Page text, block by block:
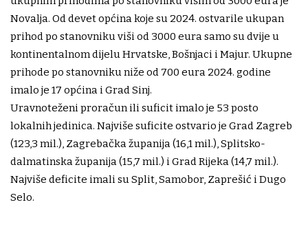
Novalja. Od devet općina koje su 2024. ostvarile ukupan
prihod po stanovniku viši od 3000 eura samo su dvije u
kontinentalnom dijelu Hrvatske, Bošnjaci i Majur. Ukupne
prihode po stanovniku niže od 700 eura 2024. godine
imalo je 17 općina i Grad Sinj.
Uravnoteženi proračun ili suficit imalo je 53 posto
lokalnih jedinica. Najviše suficite ostvario je Grad Zagreb
(123,3 mil.), Zagrebačka županija (16,1 mil.), Splitsko-
dalmatinska županija (15,7 mil.) i Grad Rijeka (14,7 mil.).
Najviše deficite imali su Split, Samobor, Zaprešić i Dugo
Selo.